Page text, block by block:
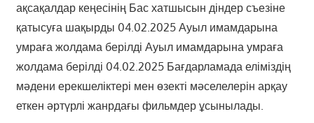
ақсақалдар кеңесінің Бас хатшысын діндер съезіне
қатысуға шақырды 04.02.2025 Ауыл имамдарына
умраға жолдама берілді Ауыл имамдарына умраға
жолдама берілді 04.02.2025 Бағдарламада еліміздің
мәдени ерекшеліктері мен өзекті мәселелерін арқау
еткен әртүрлі жанрдағы фильмдер ұсынылады.